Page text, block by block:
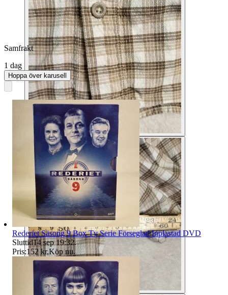
Samfrakt
1 dag
Hoppa över karusell
Rederiet Säsong 9 Box Tv Serie Förseglad Inplastad DVD
Sluttid14 sep 19:32.
Pris:152 kr,Köp nu.